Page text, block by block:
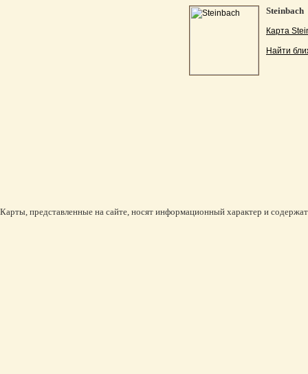
Steinbach
Карта
Найти
Карты, представленные на сайте, носят информационный характер и